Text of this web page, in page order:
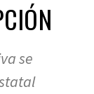
se